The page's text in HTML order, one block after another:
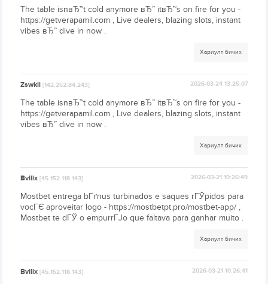
The table isnвЂ™t cold anymore вЂ” itвЂ™s on fire for you -
https://getverapamil.com , Live dealers, blazing slots, instant
vibes вЂ” dive in now .
Хариулт бичих
Zswkii[142.252.84.243] 2026-03-24 13:25:07
The table isnвЂ™t cold anymore вЂ” itвЂ™s on fire for you -
https://getverapamil.com , Live dealers, blazing slots, instant
vibes вЂ” dive in now .
Хариулт бичих
Bvilix[45.152.118.143] 2026-03-21 10:26:49
Mostbet entrega bГґnus turbinados e saques rГЎpidos para
vocГЄ aproveitar logo - https://mostbetpt.pro/mostbet-app/ ,
Mostbet te dГЎ o empurrГЈo que faltava para ganhar muito .
Хариулт бичих
Bvilix[45.152.118.143] 2026-03-21 10:26:41